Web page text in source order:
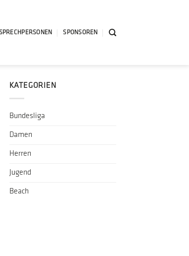
SPONSOREN
KATEGORIEN
Bundesliga
Damen
Herren
Jugend
Beach